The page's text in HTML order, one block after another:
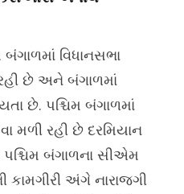
બંગાળમાં વિધાનસભા
છે અને બંગાળમાં
છે. પશ્ચિમ બંગાળમાં
મળી રહી છે દરમિયાન
બંગાળના સીએમ
અંગે નારાજગી